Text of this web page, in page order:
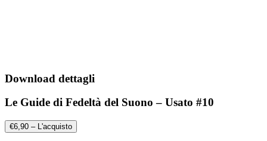
Download dettagli
Le Guide di Fedeltà del Suono – Usato #10
€6,90 – L'acquisto